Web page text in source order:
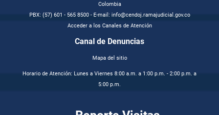
Colombia
PBX: (57) 601 - 565 8500 - E-mail: info@cendoj.ramajudicial.gov.co
Acceder a los Canales de Atención
Canal de Denuncias
Mapa del sitio
Horario de Atención: Lunes a Viernes 8:00 a.m. a 1:00 p.m. - 2:00 p.m. a
5:00 p.m.